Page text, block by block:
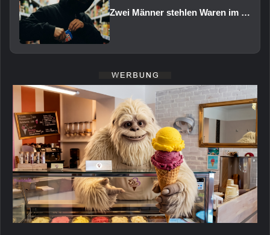
Zwei Männer stehlen Waren im Wert von rund 1.000 Euro